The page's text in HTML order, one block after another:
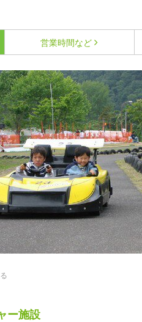
営業時間など
ー施設